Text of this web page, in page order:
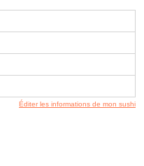
Éditer les informations de mon sushi